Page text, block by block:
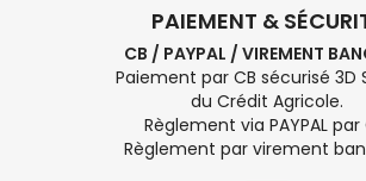
PAIEMENT &
CB / PAYPAL / VIREMENT
Paiement par CB sécurisé 3D
du Crédit Agricole.
Règlement via PAYPAL par
Règlement par virement